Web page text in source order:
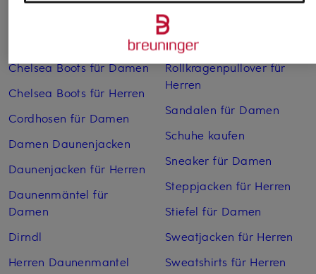
Cargohosen für Herren
Chelsea Boots für Damen
Chelsea Boots für Herren
Cordhosen für Damen
Damen Daunenjacken
Daunenjacken für Herren
Daunenmäntel für
Damen
Dirndl
Herren Daunenmantel
Pullover für Damen
Pullover für Herren
Rollkragenpullover für
Herren
Sandalen für Damen
Schuhe kaufen
Sneaker für Damen
Steppjacken für Herren
Stiefel für Damen
Sweatjacken für Herren
Sweatshirts für Herren